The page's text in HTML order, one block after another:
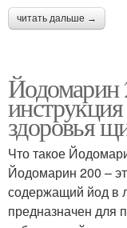
читать дальше →
Йодомарин
здоровья
Что такое
Йодомарин 200 –
содержащий йод в
предназначен для